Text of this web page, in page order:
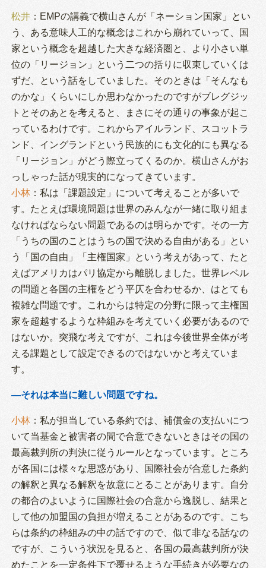
松井：EMPの講義で横山さんが「ネーション国家」とい
う、ある意味人工的な概念はこれから崩れていって、国
家という概念を超越した大きな経済圏と、より小さい単
位の「リージョン」という二つの括りに収束していくは
ずだ、という話をしていました。そのときは「そんなも
のかな」くらいにしか思わなかったのですがブレグジッ
トとそのあとを考えると、まさにその通りの事象が起こ
っているわけです。これからアイルランド、スコットラ
ンド、イングランドという民族的にも文化的にも異なる
「リージョン」がどう際立ってくるのか。横山さんがお
っしゃった話が現実的になってきています。
小林：私は「課題設定」について考えることが多いで
す。たとえば環境問題は世界のみんなが一緒に取り組ま
なければならない問題であるのは明らかです。その一方
「うちの国のことはうちの国で決める自由がある」とい
う「国の自由」「主権国家」という考えがあって、たと
えばアメリカはパリ協定から離脱しました。世界レベル
の問題と各国の主権をどう平仄を合わせるか、はとても
複雑な問題です。これからは特定の分野に限って主権国
家を超越するような枠組みを考えていく必要があるので
はないか。突飛な考えですが、これは今後世界全体が考
える課題として設定できるのではないかと考えていま
す。
―それは本当に難しい問題ですね。
小林：私が担当している条約では、補償金の支払いにつ
いて当基金と被害者の間で合意できないときはその国の
最高裁判所の判決に従うルールとなっています。ところ
が各国には様々な思惑があり、国際社会が合意した条約
の解釈と異なる解釈を故意にとることがあります。自分
の都合のよいように国際社会の合意から逸脱し、結果と
して他の加盟国の負担が増えることがあるのです。こち
らは条約の枠組みの中の話ですので、似て非なる話なの
ですが、こういう状況を見ると、各国の最高裁判所が決
めたことを一定条件下で覆せるような手続きが必要なの